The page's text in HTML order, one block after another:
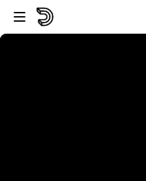
Vai al lettore
Passa al contenuto principale